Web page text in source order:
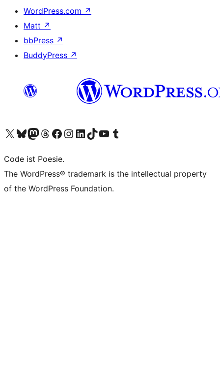
WordPress.com ↗
Matt ↗
bbPress ↗
BuddyPress ↗
Visit our X (formerly Twitter) account
Visit our Bluesky account
Visit our Mastodon account
Visit our Threads account
Visit our Facebook page
Visit our Instagram account
Visit our LinkedIn account
Visit our TikTok account
Visit our YouTube channel
Visit our Tumblr account
Code ist Poesie.
The WordPress® trademark is the intellectual property
of the WordPress Foundation.